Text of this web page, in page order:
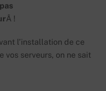
Â !
l’installation de ce
vos serveurs, on ne sait